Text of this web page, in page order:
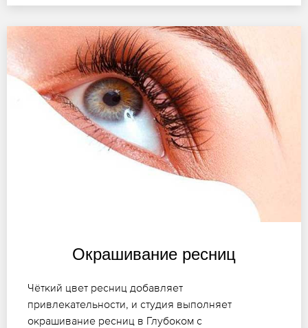
Окрашивание ресниц
Чёткий цвет ресниц добавляет
привлекательности, и студия выполняет
окрашивание ресниц в Глубоком с